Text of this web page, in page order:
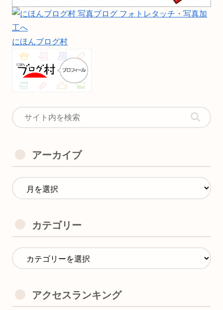
にほんブログ村
アーカイブ
カテゴリー
アクセスランキング